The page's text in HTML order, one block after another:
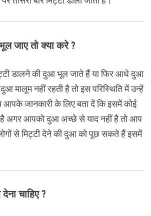
जाए तो क्या करे ?
डालने की दुआ भूल जाते हैं या फिर आधे दुआ
मालूम नहीं रहती है तो इस परिस्थिति में उन्हें
आपके जानकारी के लिए बता दें कि इसमें कोई
है अगर आपको दुआ अच्छे से याद नहीं है तो आप
से मिट्टी देने की दुआ को पूछ सकते हैं इसमें
चाहिए ?